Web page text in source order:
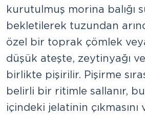
kurutulmuş morina balığı
bekletilerek tuzundan
özel bir toprak çömlek
düşük ateşte, zeytinyağı
birlikte pişirilir. Pişirme
belirli bir ritimle sallanır, bu
içindeki jelatinin çıkmasını